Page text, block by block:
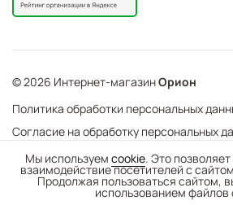
Мы используем cookie. Это
взаимодействие посетителей с
Продолжая пользоваться сайтом,
использованием файлов
- + В
© 2026 Интернет-магазинОрион
Политика обработки персональных
Согласие на обработку персональных
Web Механика
- создание интернет-магазинов